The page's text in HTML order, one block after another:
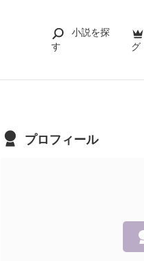
小説を探
す
グ
プロフィール